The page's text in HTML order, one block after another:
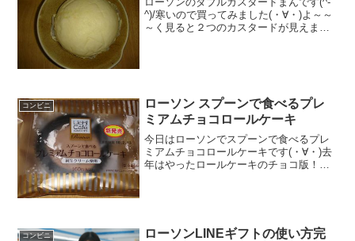
^)/寒いので買ってみました(・∀・)よ～～
～く見ると２つのカスタードが見えます
コンビニ
ローソン スプーンで食べるプレ
ミアムチョコロールケーキ
今日はローソンでスプーンで食べるプレ
ミアムチョコロールケーキです(・∀・)去
年はやったロールケーキのチョコ版！周
コンビニ
ローソンLINEギフトの使い方完